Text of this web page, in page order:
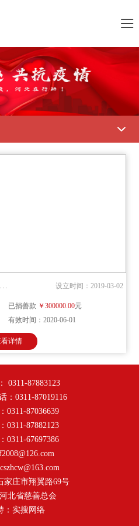


设立时间：2019-03-02
已捐善款 ￥300000.00元
有效时间：2020-06-01
详情
0311-87883123
：0311-87019116
0311-87036639
0311-87882123
0311-67697386
家庄市翔翼路69号
北省慈善总会
实搜网络